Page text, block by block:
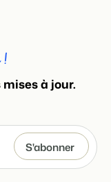
!
à jour.